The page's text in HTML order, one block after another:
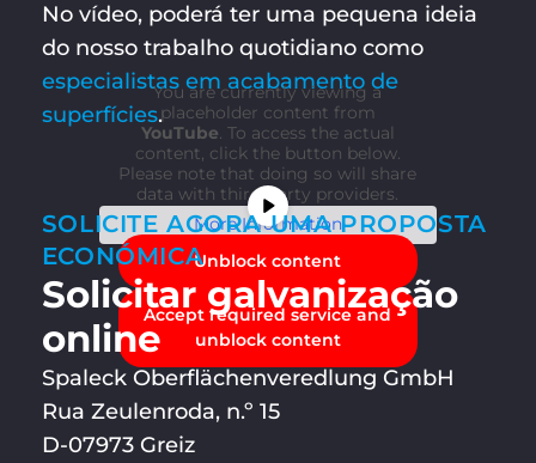
No vídeo, poderá ter uma pequena ideia
do nosso trabalho quotidiano como
especialistas em acabamento de
superfícies.
You are currently viewing a
placeholder content from
YouTube. To access the actual
content, click the button below.
Please note that doing so will share
data with third-party providers.
More Information
Unblock content
Accept required service and
unblock content
SOLICITE AGORA UMA PROPOSTA
ECONÓMICA
Solicitar galvanização
online
Spaleck Oberflächenveredlung GmbH
Rua Zeulenroda, n.º 15
D-07973 Greiz